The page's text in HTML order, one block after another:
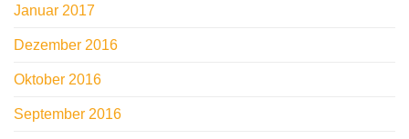
Januar 2017
Dezember 2016
Oktober 2016
September 2016